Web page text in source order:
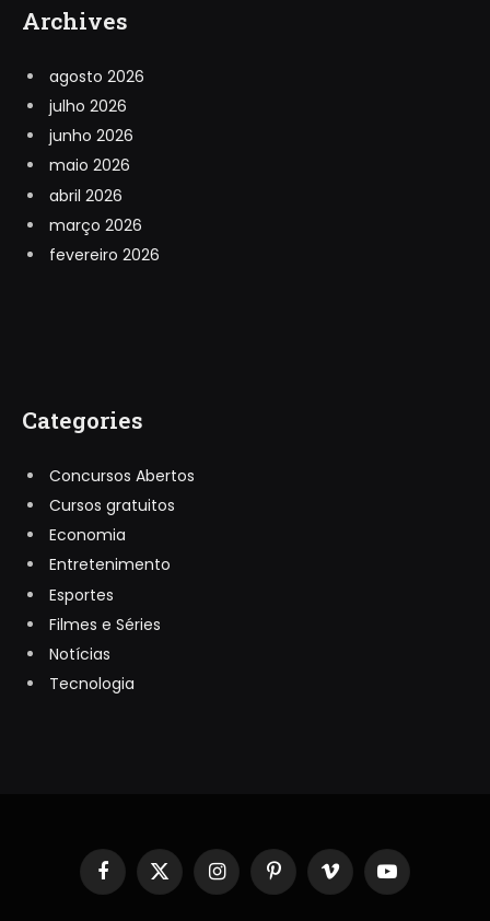
Archives
agosto 2026
julho 2026
junho 2026
maio 2026
abril 2026
março 2026
fevereiro 2026
Categories
Concursos Abertos
Cursos gratuitos
Economia
Entretenimento
Esportes
Filmes e Séries
Notícias
Tecnologia
Facebook
X
(Twitter)
InstagramPinterestVimeo YouTube